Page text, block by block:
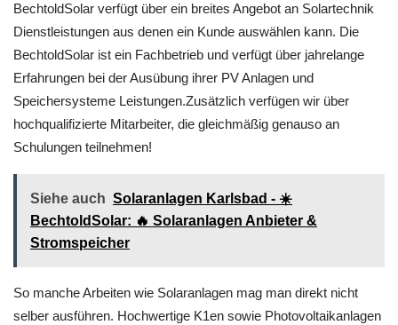
BechtoldSolar verfügt über ein breites Angebot an Solartechnik
Dienstleistungen aus denen ein Kunde auswählen kann. Die
BechtoldSolar ist ein Fachbetrieb und verfügt über jahrelange
Erfahrungen bei der Ausübung ihrer PV Anlagen und
Speichersysteme Leistungen.Zusätzlich verfügen wir über
hochqualifizierte Mitarbeiter, die gleichmäßig genauso an
Schulungen teilnehmen!
Siehe auch Solaranlagen Karlsbad - ☀️
BechtoldSolar: 🔥 Solaranlagen Anbieter &
Stromspeicher
So manche Arbeiten wie Solaranlagen mag man direkt nicht
selber ausführen. Hochwertige K1en sowie Photovoltaikanlagen